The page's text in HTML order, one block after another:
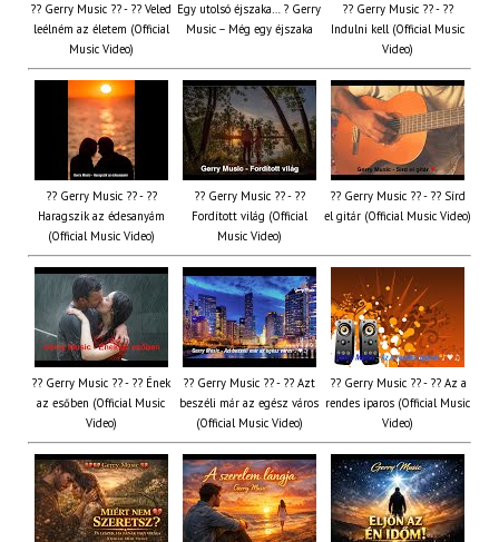
?? Gerry Music ?? - ?? Veled
leélném az életem (Official
Music Video)
Egy utolsó éjszaka… ? Gerry
Music – Még egy éjszaka
?? Gerry Music ?? - ??
Indulni kell (Official Music
Video)
?? Gerry Music ?? - ??
Haragszik az édesanyám
(Official Music Video)
?? Gerry Music ?? - ??
Fordított világ (Official
Music Video)
?? Gerry Music ?? - ?? Sírd
el gitár (Official Music Video)
?? Gerry Music ?? - ?? Ének
az esőben (Official Music
Video)
?? Gerry Music ?? - ?? Azt
beszéli már az egész város
(Official Music Video)
?? Gerry Music ?? - ?? Az a
rendes iparos (Official Music
Video)